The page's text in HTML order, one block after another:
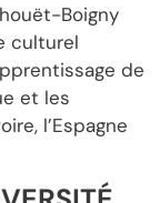
Boigny
culturel
de
et les
l’Espagne